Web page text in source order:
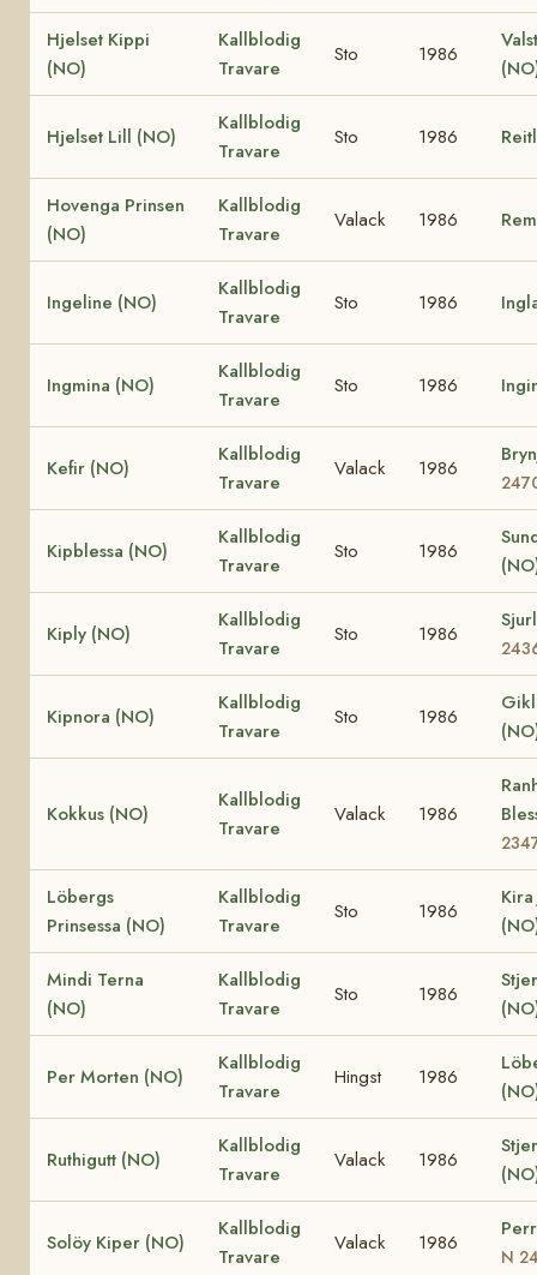
Hjelset Kippi
(NO)
Kallblodig
Travare
Sto 1986
Hjelset Lill (NO)
Kallblodig
Travare
Sto 1986
Hovenga Prinsen
(NO)
Kallblodig
Travare
Valack 1986
Ingeline (NO)
Kallblodig
Travare
Sto 1986
Ingmina (NO)
Kallblodig
Travare
Sto 1986
Kefir (NO)
Kallblodig
Travare
Valack 1986
Kipblessa (NO)
Kallblodig
Travare
Sto 1986
Kiply (NO)
Kallblodig
Travare
Sto 1986
Kipnora (NO)
Kallblodig
Travare
Sto 1986
Kokkus (NO)
Kallblodig
Travare
Valack 1986
Löbergs
Prinsessa (NO)
Kallblodig
Travare
Sto 1986
Mindi Terna
(NO)
Kallblodig
Travare
Sto 1986
Per Morten (NO)
Kallblodig
Travare
Hingst 1986
Ruthigutt (NO)
Kallblodig
Travare
Valack 1986
Solöy Kiper (NO)
Kallblodig
Travare
Valack 1986
N